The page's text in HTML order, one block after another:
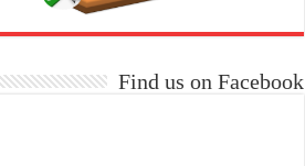
Find us on Facebook